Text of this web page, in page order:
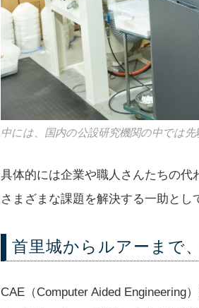
中には、国内の公設研究機関の中では
具体的には企業や職人さんたちの代
さまざまな課題を解決する一助とし
首里城からルアーまで
CAE（Computer Aided Engineering